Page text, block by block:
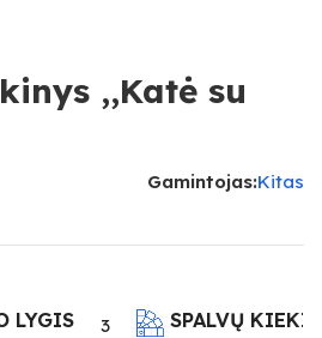
,,Katė su
Gamintojas:Kitas
LYGIS 3 SPALVŲ KIEKIS